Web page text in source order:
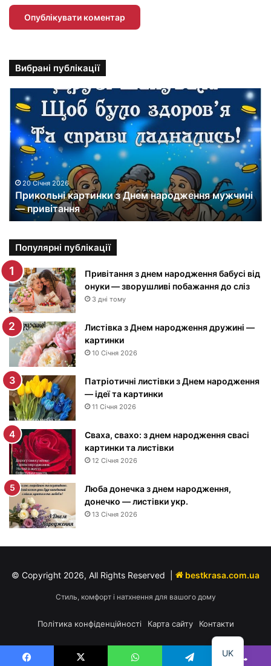
Вибрані публікації
и
к
о
а
и
н
к
и
з
Д
н
е
н
а
р
о
д
ж
е
н
н
я
у
ж
20 Січня 2026
Прикольні картинки з Днем народження мужчині
— привітання
Популярні публікації
Привітання з днем народження бабусі від
онуки — зворушливі побажання до сліз
3 дні тому
Листівка з Днем народження дружині —
картинки
10 Січня 2026
Патріотичні листівки з Днем народження
— ідеї та картинки
11 Січня 2026
Сваха, свахо: з днем народження свасі
картинки та листівки
12 Січня 2026
Люба донечка з днем народження,
донечко — листівки укр.
13 Січня 2026
© Copyright 2026, All Rights Reserved | bestkrasa.com.ua
Стиль, комфорт і натхнення для вашого дому
Політика конфіденційності Карта сайту Контакти
UK